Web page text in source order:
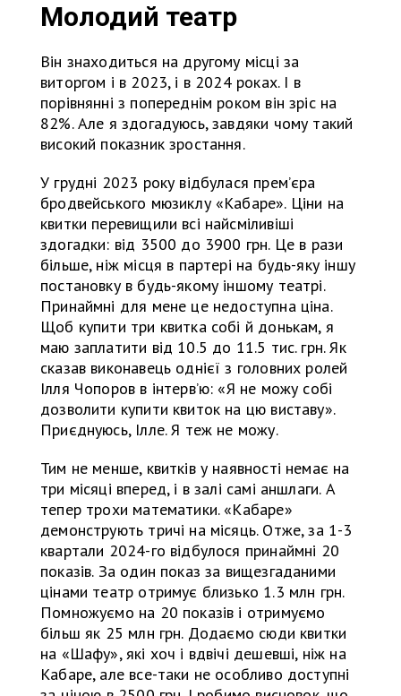
Молодий театр
Він знаходиться на другому місці за
виторгом і в 2023, і в 2024 роках. І в
порівнянні з попереднім роком він зріс на
82%. Але я здогадуюсь, завдяки чому такий
високий показник зростання.
У грудні 2023 року відбулася прем’єра
бродвейського мюзиклу «Кабаре». Ціни на
квитки перевищили всі найсміливіші
здогадки: від 3500 до 3900 грн. Це в рази
більше, ніж місця в партері на будь-яку іншу
постановку в будь-якому іншому театрі.
Принаймні для мене це недоступна ціна.
Щоб купити три квитка собі й донькам, я
маю заплатити від 10.5 до 11.5 тис. грн. Як
сказав виконавець однієї з головних ролей
Ілля Чопоров в інтерв’ю: «Я не можу собі
дозволити купити квиток на цю виставу».
Приєднуюсь, Ілле. Я теж не можу.
Тим не менше, квитків у наявності немає на
три місяці вперед, і в залі самі аншлаги. А
тепер трохи математики. «Кабаре»
демонструють тричі на місяць. Отже, за 1-3
квартали 2024-го відбулося принаймні 20
показів. За один показ за вищезгаданими
цінами театр отримує близько 1.3 млн грн.
Помножуємо на 20 показів і отримуємо
більш як 25 млн грн. Додаємо сюди квитки
на «Шафу», які хоч і вдвічі дешевші, ніж на
Кабаре, але все-таки не особливо доступні